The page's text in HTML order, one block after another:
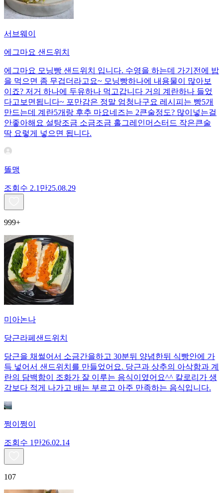
서브웨이
에그마요 샌드위치
에그마요 모닝빵 샌드위치 입니다. 수영을 하는데 가기전에 밥
을 먹으면 좀 무겁더라고요~ 모닝빵하나에 내용물이 많아보
이죠? 저거 하나에 두유하나 먹고갑니다 거의 계란하나 들었
다고보면됩니다~ 포만감은 정말 엄청나구요 레시피는 빵5개
만드는데 계란5개랑 후추 마요네즈는 2큰술정도? 많이넣는걸
안좋아해요 설탕조금 소금조금 홀그레인머스터드 작은큰술
딱 요렇게 넣으면 됩니다.
똘맹
조회수 2.1만25.08.29
999+
미아논나
당근라페샌드위치
당근을 채썰어서 소금간을하고 30분뒤 양념한뒤 식빵안에 가
득 넣어서 샌드위치를 만들었어요. 당근과 상추의 아삭함과 계
란의 담백함이 조화가 잘 이루는 음식이였어요^^ 칼로리가 생
각보다 적게 나가고 배는 부르고 아주 만족하는 음식입니다.
쩡이쩡이
조회수 1만26.02.14
107